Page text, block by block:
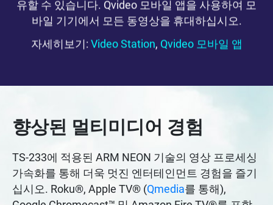
유할 수 있습니다. Qvideo 모바일 앱을 사용하여 모
바일 기기에서 모든 동영상을 휴대하십시오.
자세히보기: Video Station, Qvideo 모바일 앱
향상된 멀티미디어 경험
TS-233에 적용된 ARM NEON 기술의 영상 프로세싱
가속화를 통해 더욱 멋진 엔터테인먼트 경험을 즐기
십시오. Roku®, Apple TV® (Qmedia를 통해),